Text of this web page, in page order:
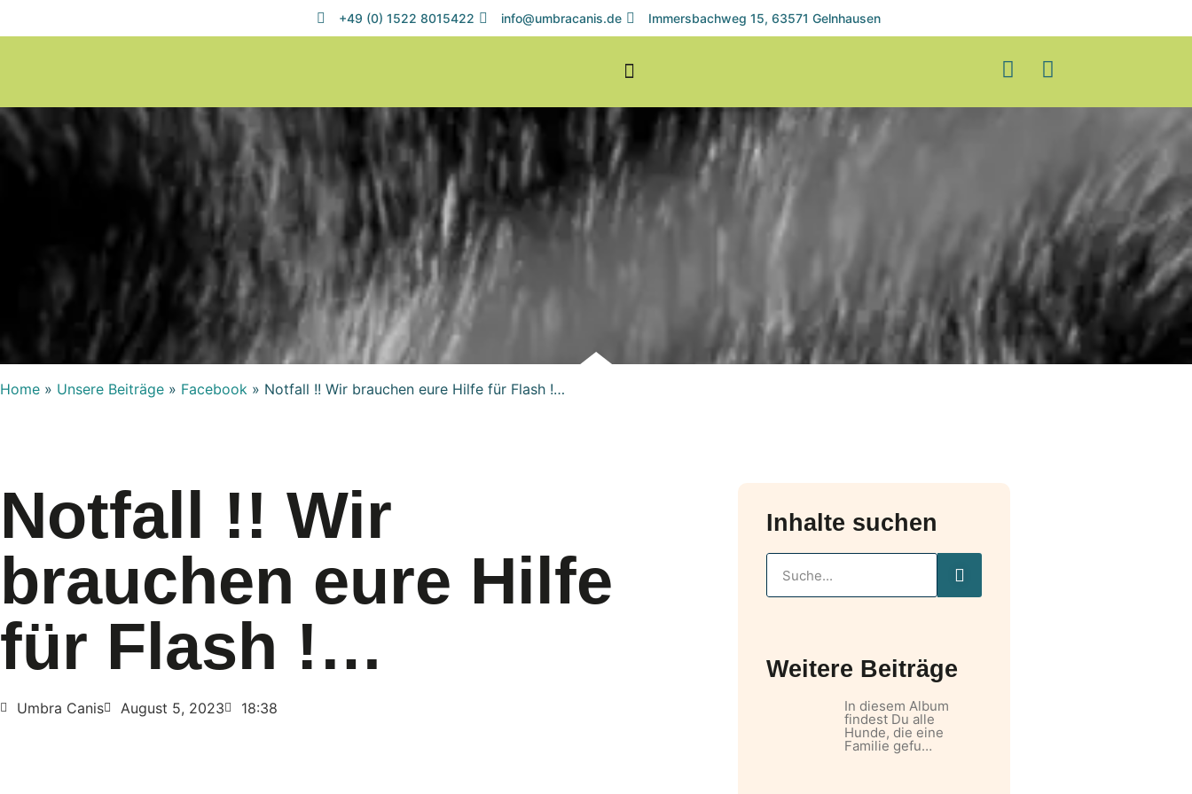
+49 (0) 1522 8015422 info@umbracanis.de Immersbachweg 15, 63571 Gelnhausen
Home » Unsere Beiträge » Facebook » Notfall !! Wir brauchen eure Hilfe für Flash !…
Notfall !! Wir
brauchen eure Hilfe
für Flash !…
Umbra Canis August 5, 2023 18:38
Inhalte suchen
Weitere Beiträge
In diesem Album
findest Du alle
Hunde, die eine
Familie gefu…